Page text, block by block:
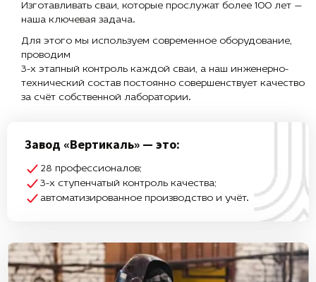
Изготавливать сваи, которые прослужат более 100 лет —
наша ключевая задача.
Для этого мы используем современное оборудование,
проводим
3-х этапный контроль каждой сваи, а наш инженерно-
технический состав постоянно совершенствует качество
за счёт собственной лаборатории.
Завод «Вертикаль» — это:
28 профессионалов;
3-х ступенчатый контроль качества;
автоматизированное производство и учёт.